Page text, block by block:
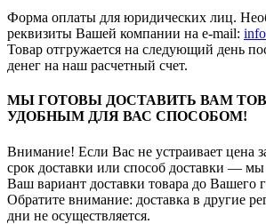
Форма оплаты для юридических лиц.
реквизиты Вашей компании на е-mail:
Товар отгружается на следующий день
денег на наш расчетный счет.
МЫ ГОТОВЫ ДОСТАВИТЬ ВАМ
УДОБНЫМ ДЛЯ ВАС СПОСОБОМ!
Внимание! Если Вас не устраивает цена
срок доставки или способ доставки — мы
Ваш вариант доставки товара до Вашего
Обратите внимание: доставка в другие
дни не осуществляется.